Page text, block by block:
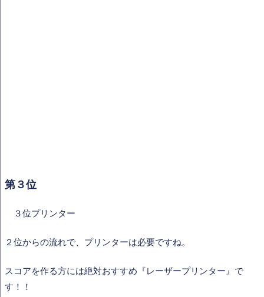
第３位
３位プリンター
２位からの流れで、プリンターは必要ですね。
スコアを作る方には絶対おすすめ『レーザープリンター』で
す！！